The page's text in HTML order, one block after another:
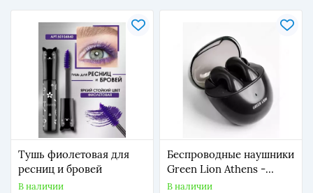
Тушь фиолетовая для
ресниц и бровей
В наличии
Беспроводные наушники
Green Lion Athens -
черные
В наличии